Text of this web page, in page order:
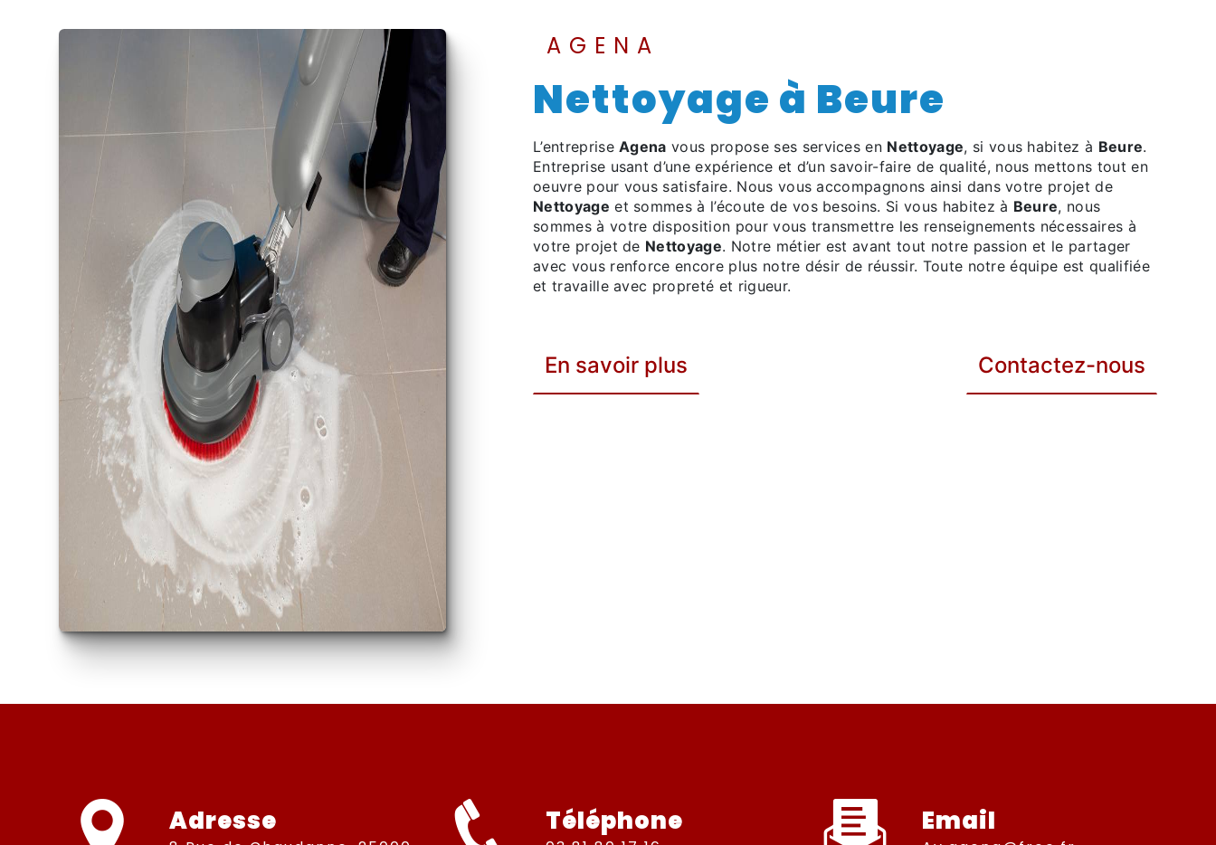
AGENA
Nettoyage à Beure
L’entrepriseAgena vous propose ses services en Nettoyage, si vous habitez à Beure.
Entreprise usant d’une expérience et d’un savoir-faire de qualité, nous mettons tout en
oeuvre pour vous satisfaire. Nous vous accompagnons ainsi dans votre projet de
Nettoyage et sommes à l’écoute de vos besoins. Si vous habitez à Beure, nous
sommes à votre disposition pour vous transmettre les renseignements nécessaires à
votre projet de Nettoyage. Notre métier est avant tout notre passion et le partager
avec vous renforce encore plus notre désir de réussir. Toute notre équipe est qualifiée
et travaille avec propreté et rigueur.
En savoir plus Contactez-nous
Adresse Téléphone Email